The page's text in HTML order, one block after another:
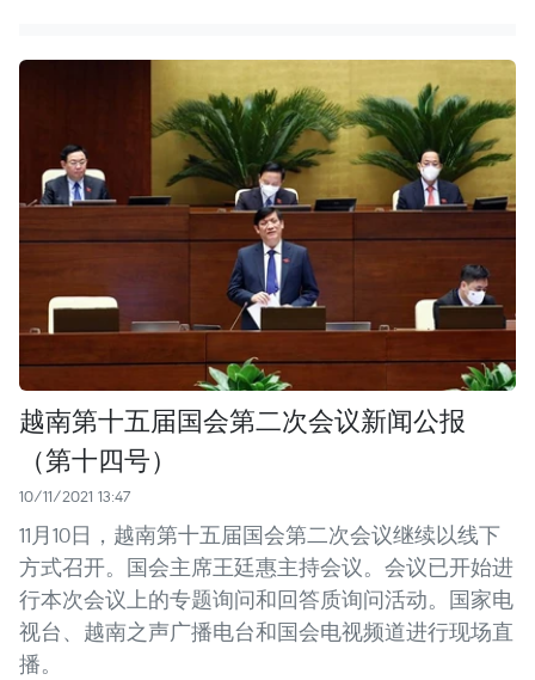
越南第十五届国会第二次会议新闻公报
（第十四号）
10/11/2021 13:47
11月10日，越南第十五届国会第二次会议继续以线下
方式召开。国会主席王廷惠主持会议。会议已开始进
行本次会议上的专题询问和回答质询问活动。国家电
视台、越南之声广播电台和国会电视频道进行现场直
播。